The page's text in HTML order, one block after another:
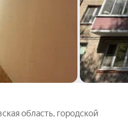
область, городской